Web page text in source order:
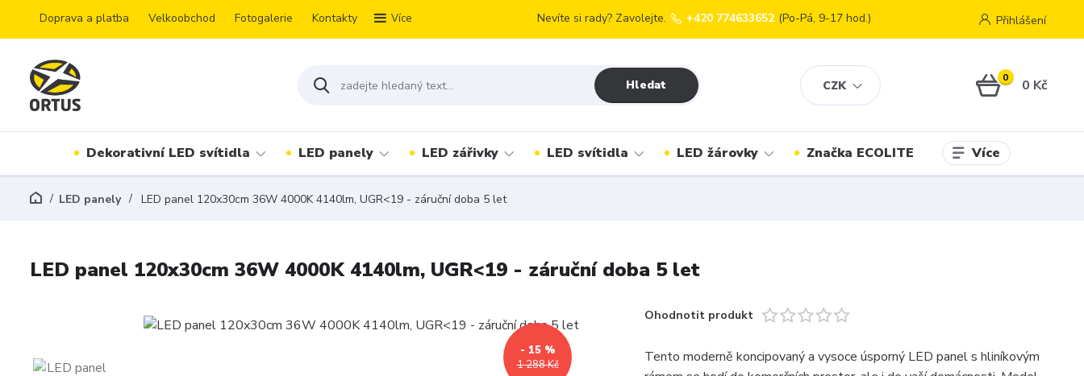
Doprava a platba Velkoobchod Fotogalerie Kontakty Více
CZK
Přihlášení
Hledat
Nevíte si rady? Zavolejte. +420 774633652 (Po-Pá, 9-17 hod.)
0 0 Kč
Dekorativní LED svítidla LED panely LED zářivky LED svítidla LED žárovky Značka ECOLITE Více
LED panely LED panel 120x30cm 36W 4000K 4140lm, UGR<19 - záruční doba 5 let
LED panel 120x30cm 36W 4000K 4140lm, UGR<19 - záruční doba 5 let
1 288 Kč
- 15 %
Ohodnotit produkt
Tento moderně koncipovaný a vysoce úsporný LED panel s hliníkovým